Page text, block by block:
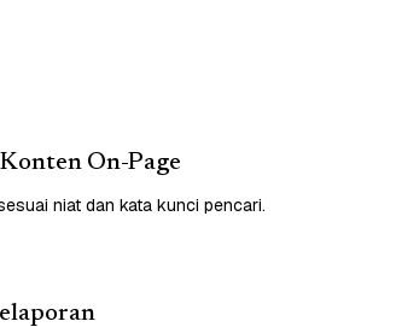
On-Page
niat dan kata kunci pencari.